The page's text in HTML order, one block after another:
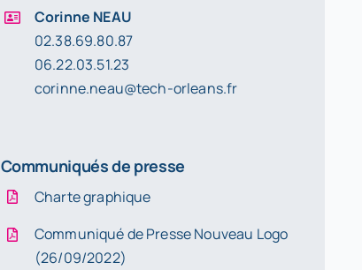
Corinne NEAU
02.38.69.80.87
06.22.03.51.23
corinne.neau@tech-orleans.fr
Communiqués de presse
Charte graphique
Communiqué de Presse Nouveau Logo
(26/09/2022)